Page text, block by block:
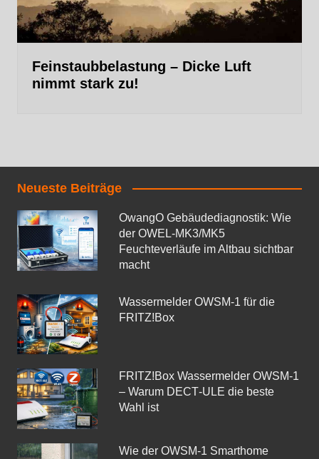
Feinstaubbelastung – Dicke Luft
nimmt stark zu!
Neueste Beiträge
OwangO Gebäudediagnostik: Wie
der OWEL‑MK3/MK5
Feuchteverläufe im Altbau sichtbar
macht
Wassermelder OWSM‑1 für die
FRITZ!Box
FRITZ!Box Wassermelder OWSM-1
– Warum DECT‑ULE die beste
Wahl ist
Wie der OWSM‑1 Smarthome